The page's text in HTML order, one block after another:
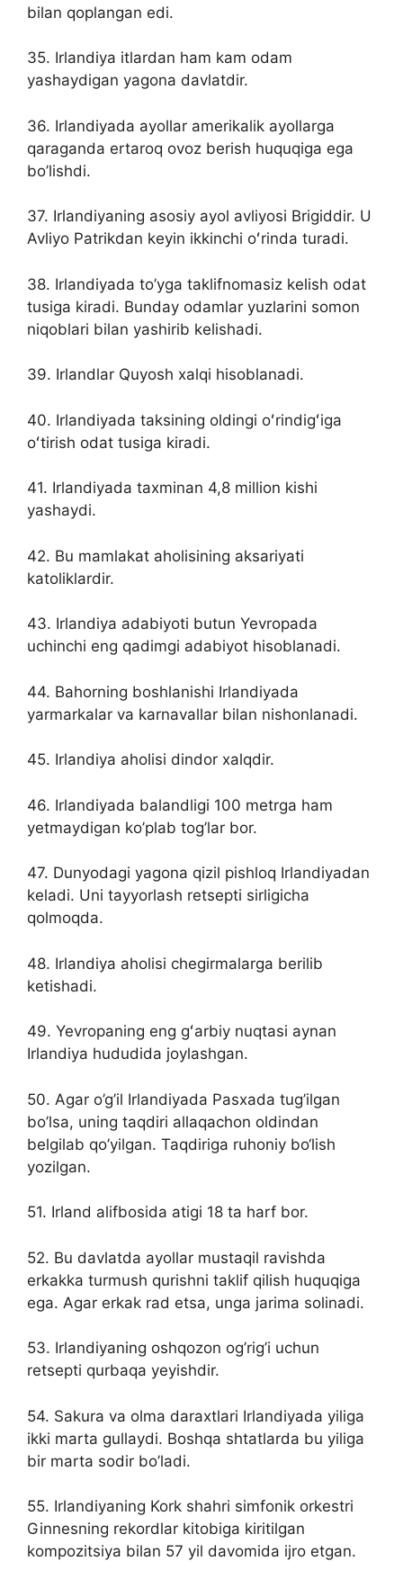
bilan qoplangan edi.
35. Irlandiya itlardan ham kam odam
yashaydigan yagona davlatdir.
36. Irlandiyada ayollar amerikalik ayollarga
qaraganda ertaroq ovoz berish huquqiga ega
bo’lishdi.
37. Irlandiyaning asosiy ayol avliyosi Brigiddir. U
Avliyo Patrikdan keyin ikkinchi oʻrinda turadi.
38. Irlandiyada to’yga taklifnomasiz kelish odat
tusiga kiradi. Bunday odamlar yuzlarini somon
niqoblari bilan yashirib kelishadi.
39. Irlandlar Quyosh xalqi hisoblanadi.
40. Irlandiyada taksining oldingi oʻrindigʻiga
oʻtirish odat tusiga kiradi.
41. Irlandiyada taxminan 4,8 million kishi
yashaydi.
42. Bu mamlakat aholisining aksariyati
katoliklardir.
43. Irlandiya adabiyoti butun Yevropada
uchinchi eng qadimgi adabiyot hisoblanadi.
44. Bahorning boshlanishi Irlandiyada
yarmarkalar va karnavallar bilan nishonlanadi.
45. Irlandiya aholisi dindor xalqdir.
46. Irlandiyada balandligi 100 metrga ham
yetmaydigan ko’plab tog’lar bor.
47. Dunyodagi yagona qizil pishloq Irlandiyadan
keladi. Uni tayyorlash retsepti sirligicha
qolmoqda.
48. Irlandiya aholisi chegirmalarga berilib
ketishadi.
49. Yevropaning eng gʻarbiy nuqtasi aynan
Irlandiya hududida joylashgan.
50. Agar o’g’il Irlandiyada Pasxada tug’ilgan
bo’lsa, uning taqdiri allaqachon oldindan
belgilab qo’yilgan. Taqdiriga ruhoniy bo‘lish
yozilgan.
51. Irland alifbosida atigi 18 ta harf bor.
52. Bu davlatda ayollar mustaqil ravishda
erkakka turmush qurishni taklif qilish huquqiga
ega. Agar erkak rad etsa, unga jarima solinadi.
53. Irlandiyaning oshqozon og’rig’i uchun
retsepti qurbaqa yeyishdir.
54. Sakura va olma daraxtlari Irlandiyada yiliga
ikki marta gullaydi. Boshqa shtatlarda bu yiliga
bir marta sodir bo’ladi.
55. Irlandiyaning Kork shahri simfonik orkestri
Ginnesning rekordlar kitobiga kiritilgan
kompozitsiya bilan 57 yil davomida ijro etgan.